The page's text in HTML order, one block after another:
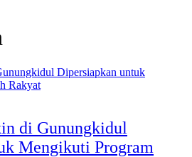
di Gunungkidul
Mengikuti Program